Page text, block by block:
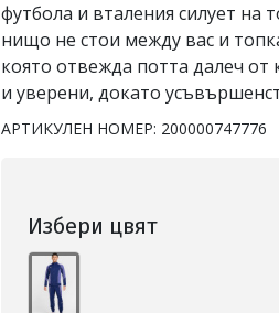
футбола и вталения силует на
нищо не стои между вас и
която отвежда потта далеч
и уверени, докато
АРТИКУЛЕН НОМЕР: 200000747776
Избери цвят